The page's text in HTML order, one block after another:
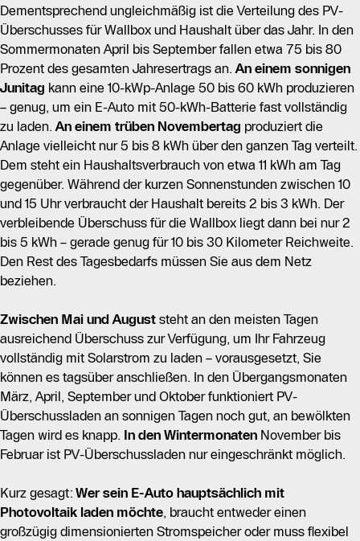
20 Prozent mehr nutzbarem Überschuss – entsprechend
dem höheren Jahresertrag.
bis 400 kWh.
Die erreichbare Fahrleistung liegt damit bei etwa20.500
bis 37.000 km
. Dank der höheren Sonneneinstrahlung
im Süden und der optimalen Nutzung durch den Speicher
lässt sich ein durchschnittliches E-Auto mit dieser
Kombination zu einem sehr großen Teil mit eigenem
Solarstrom betreiben.
Bereit für Ihre Wallbox? Finden Sie jetzt einen
Fachbetrieb in Ihrer Nähe.
Dementsprechend ungleichmäßig ist die Verteilung des PV-
Überschusses für Wallbox und Haushalt über das Jahr. In den
Sommermonaten April bis September fallen etwa 75 bis 80
Prozent des gesamten Jahresertrags an.An einem sonnigen
Junitag kann eine 10-kWp-Anlage 50 bis 60 kWh produzieren
– genug, um ein E-Auto mit 50-kWh-Batterie fast vollständig
zu laden.An einem trüben Novembertag produziert die
Anlage vielleicht nur 5 bis 8 kWh über den ganzen Tag verteilt.
Dem steht ein Haushaltsverbrauch von etwa 11 kWh am Tag
gegenüber. Während der kurzen Sonnenstunden zwischen 10
und 15 Uhr verbraucht der Haushalt bereits 2 bis 3 kWh. Der
verbleibende Überschuss für die Wallbox liegt dann bei nur 2
bis 5 kWh – gerade genug für 10 bis 30 Kilometer Reichweite.
Den Rest des Tagesbedarfs müssen Sie aus dem Netz
beziehen.
Zwischen Mai und August steht an den meisten Tagen
ausreichend Überschuss zur Verfügung, um Ihr Fahrzeug
vollständig mit Solarstrom zu laden – vorausgesetzt, Sie
können es tagsüber anschließen. In den Übergangsmonaten
März, April, September und Oktober funktioniert PV-
Überschussladen an sonnigen Tagen noch gut, an bewölkten
Tagen wird es knapp. In den Wintermonaten November bis
Februar ist PV-Überschussladen nur eingeschränkt möglich.
Kurz gesagt: Wer sein E-Auto hauptsächlich mit
Photovoltaik laden möchte, braucht entweder einen
großzügig dimensionierten Stromspeicher oder muss flexibel